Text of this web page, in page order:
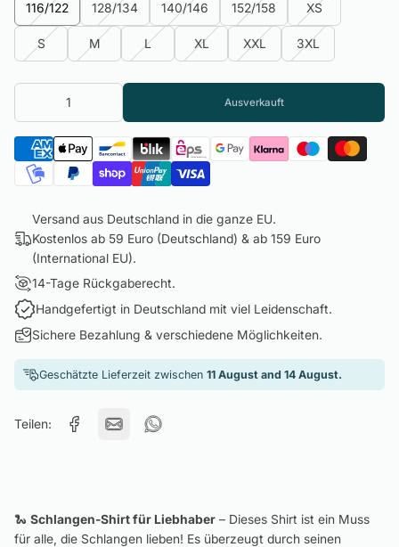
116/122 128/134 140/146 152/158 XS
S M L XL XXL 3XL
Ausverkauft
Versand aus Deutschland in die ganze EU.
Kostenlos ab 59 Euro (Deutschland) & ab 159 Euro
(International EU).
14-Tage Rückgaberecht.
Handgefertigt in Deutschland mit viel Leidenschaft.
Sichere Bezahlung & verschiedene Möglichkeiten.
Geschätzte Lieferzeit zwischen 11 August and 14 August.
Teilen:
🐍 Schlangen-Shirt für Liebhaber – Dieses Shirt ist ein Muss
für alle, die Schlangen lieben! Es überzeugt durch seinen